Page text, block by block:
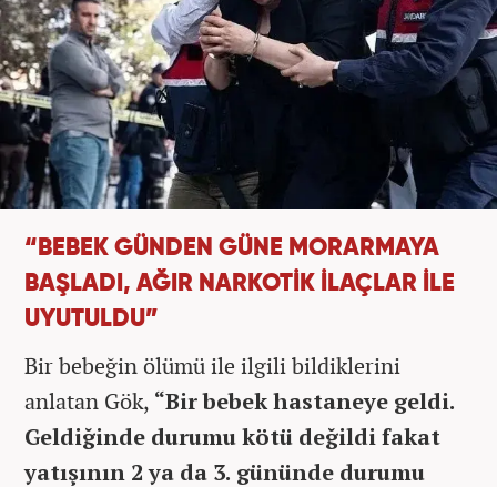
“BEBEK GÜNDEN GÜNE MORARMAYA
BAŞLADI, AĞIR NARKOTİK İLAÇLAR İLE
UYUTULDU”
Bir bebeğin ölümü ile ilgili bildiklerini
anlatan Gök, “Bir bebek hastaneye geldi.
Geldiğinde durumu kötü değildi fakat
yatışının 2 ya da 3. gününde durumu